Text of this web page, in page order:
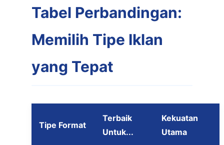
Tabel Perbandingan:
Memilih Tipe Iklan
yang Tepat
Tipe Format
Terbaik
Untuk...
Kekuatan
Utama